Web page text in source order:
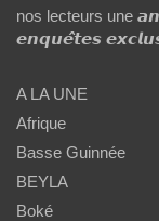
nos lecteurs une
𝙚𝙣𝙦𝙪𝙚̂𝙩𝙚𝙨
A LA UNE
Afrique
Basse Guinnée
BEYLA
Boké